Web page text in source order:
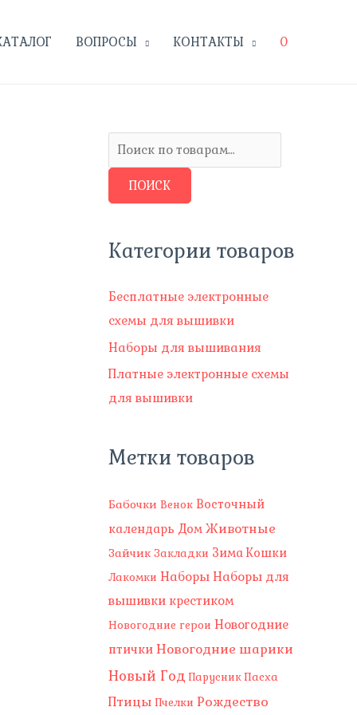
ВОПРОСЫ КОНТАКТЫ 0
с
т
ь
ПОИСК
Категории товаров
Бесплатные электронные
схемы для вышивки
Наборы для вышивания
Платные электронные схемы
для вышивки
Метки товаров
Бабочки Венок Восточный
календарь Дом Животные
Зайчик Закладки Зима Кошки
Лакомки Наборы Наборы для
вышивки крестиком
Новогодние герои Новогодние
птички Новогодние шарики
Новый Год Парусник Пасха
Птицы Пчелки Рождество